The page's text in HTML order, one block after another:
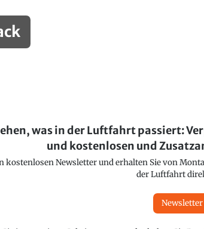
was in der Luftfahrt passiert:
und kostenlosen und
kostenlosen Newsletter und erhalten Sie von
der Luftfahrt